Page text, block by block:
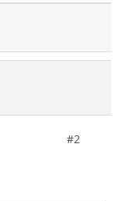
#2